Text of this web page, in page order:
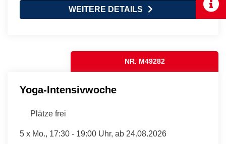
WEITERE DETAILS
NR. M49282
Yoga-Intensivwoche
Plätze frei
5 x Mo., 17:30 - 19:00 Uhr, ab 24.08.2026